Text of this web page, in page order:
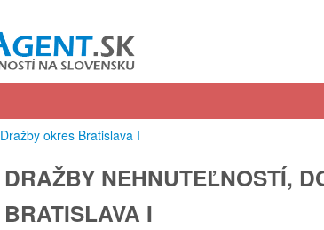
Dražby okres Bratislava I
DRAŽBY NEHNUTEĽNOSTÍ,
BRATISLAVA I